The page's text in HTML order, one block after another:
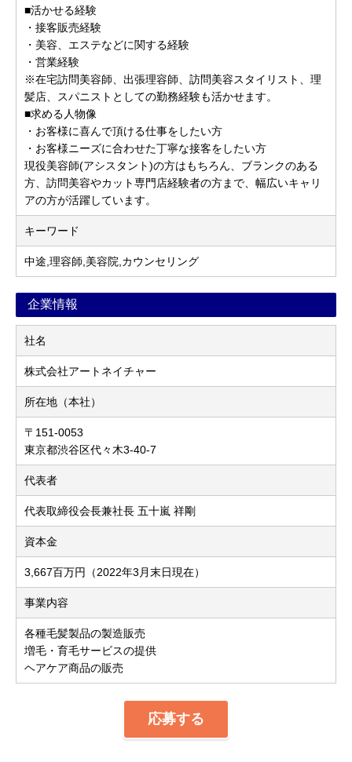
■活かせる経験
・接客販売経験
・美容、エステなどに関する経験
・営業経験
※在宅訪問美容師、出張理容師、訪問美容スタイリスト、理
髪店、スパニストとしての勤務経験も活かせます。
■求める人物像
・お客様に喜んで頂ける仕事をしたい方
・お客様ニーズに合わせた丁寧な接客をしたい方
現役美容師(アシスタント)の方はもちろん、ブランクのある
方、訪問美容やカット専門店経験者の方まで、幅広いキャリ
アの方が活躍しています。
キーワード
中途,理容師,美容院,カウンセリング
企業情報
社名
株式会社アートネイチャー
所在地（本社）
〒151-0053
東京都渋谷区代々木3-40-7
代表者
代表取締役会長兼社長 五十嵐 祥剛
資本金
3,667百万円（2022年3月末日現在）
事業内容
各種毛髪製品の製造販売
増毛・育毛サービスの提供
ヘアケア商品の販売
応募する